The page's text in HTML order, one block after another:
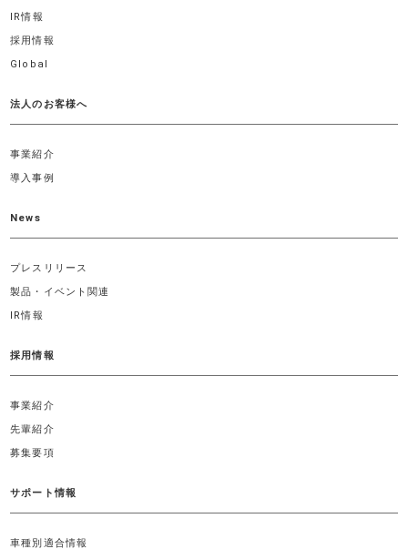
IR情報
採用情報
Global
法人のお客様へ
事業紹介
導入事例
News
プレスリリース
製品・イベント関連
IR情報
採用情報
事業紹介
先輩紹介
募集要項
サポート情報
車種別適合情報